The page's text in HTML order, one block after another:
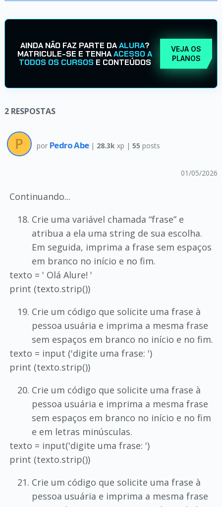
AINDA NÃO FAZ PARTE DAALURA?
MATRICULE-SE E TENHAACESSO A
TODOS OS CURSOS E CONTEÚDOS
VEJA OS
PLANOS
2 RESPOSTAS
por Pedro Abe | 28.3k xp | 55 posts
01/05/2026
Continuando...
Crie uma variável chamada “frase” e
atribua a ela uma string de sua escolha.
Em seguida, imprima a frase sem espaços
em branco no início e no fim.
texto = ' Olá Alure! '
print (texto.strip())
Crie um código que solicite uma frase à
pessoa usuária e imprima a mesma frase
sem espaços em branco no início e no fim.
texto = input ('digite uma frase: ')
print (texto.strip())
Crie um código que solicite uma frase à
pessoa usuária e imprima a mesma frase
sem espaços em branco no início e no fim
e em letras minúsculas.
texto = input('digite uma frase: ')
print (texto.strip())
Crie um código que solicite uma frase à
pessoa usuária e imprima a mesma frase